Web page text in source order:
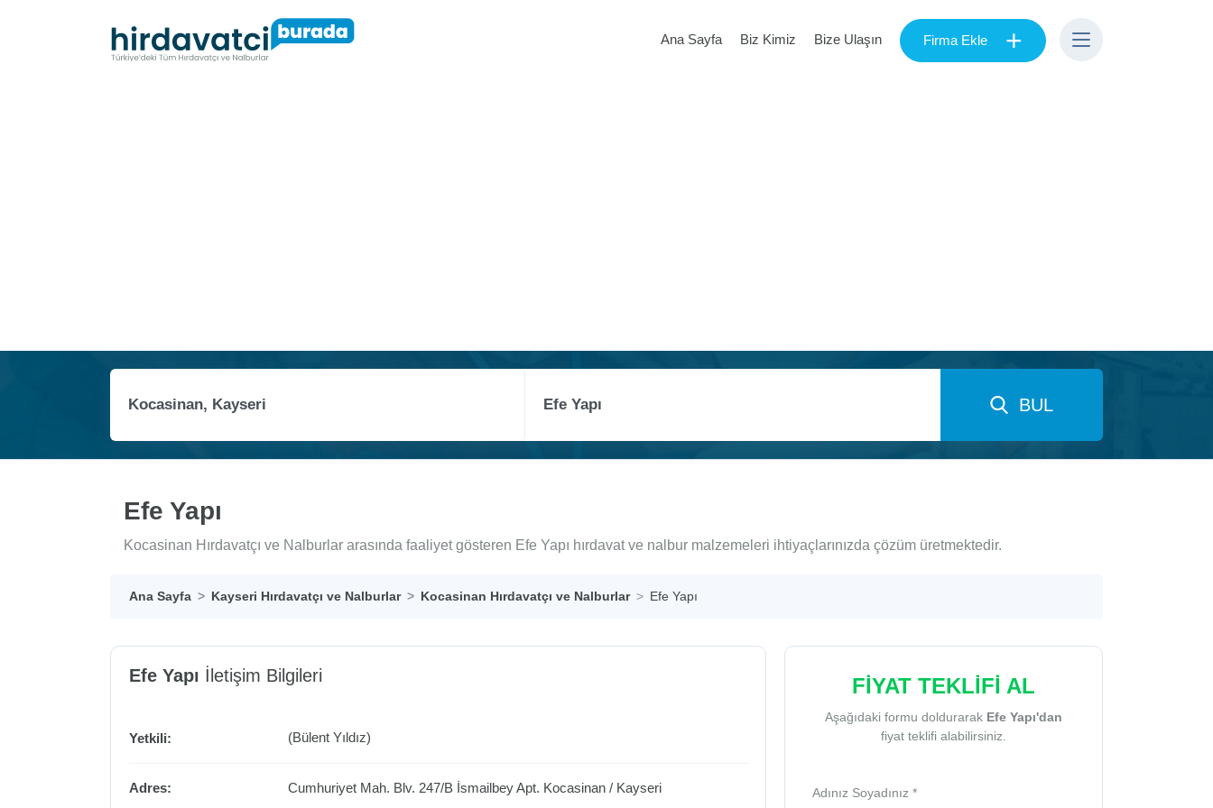
Ana Sayfa Biz Kimiz Bize Ulaşın Firma Ekle +
BUL
Efe Yapı
Kocasinan Hırdavatçı ve Nalburlar arasında faaliyet gösteren Efe Yapı hırdavat ve nalbur malzemeleri ihtiyaçlarınızda çözüm üretmektedir.
Ana Sayfa Kayseri Hırdavatçı ve Nalburlar Kocasinan Hırdavatçı ve Nalburlar Efe Yapı
Efe Yapı İletişim Bilgileri
Yetkili: (Bülent Yıldız)
Adres: Cumhuriyet Mah. Blv. 247/B İsmailbey Apt. Kocasinan / Kayseri
FİYAT TEKLİFİ AL
Aşağıdaki formu doldurarak Efe Yapı'dan
fiyat teklifi alabilirsiniz.
Adınız Soyadınız *